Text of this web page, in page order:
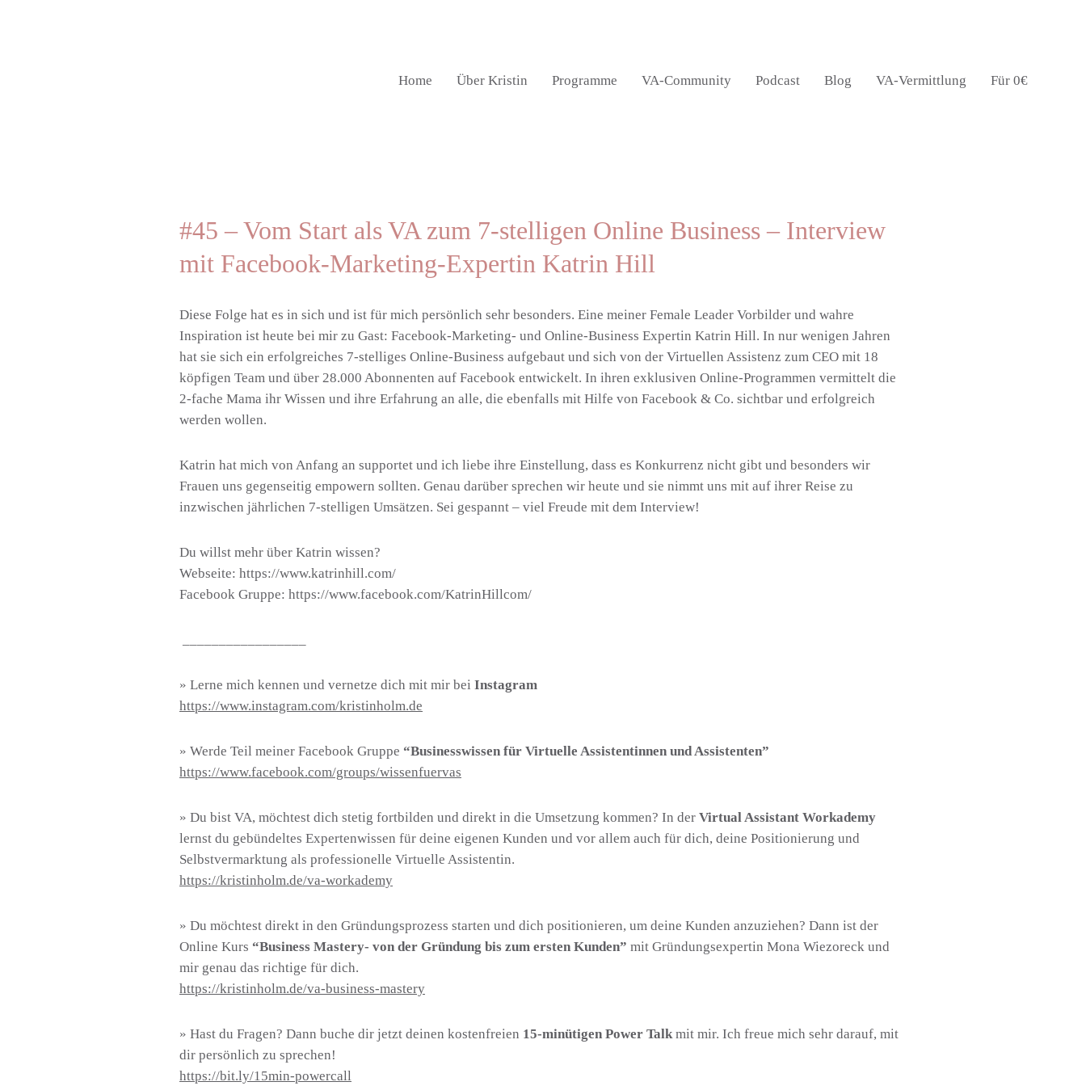
Home Über Kristin Programme VA-Community Podcast Blog VA-Vermittlung Für 0€
#45 – Vom Start als VA zum 7-stelligen Online Business – Interview
mit Facebook-Marketing-Expertin Katrin Hill
Diese Folge hat es in sich und ist für mich persönlich sehr besonders. Eine meiner Female Leader Vorbilder und wahre
Inspiration ist heute bei mir zu Gast: Facebook-Marketing- und Online-Business Expertin Katrin Hill. In nur wenigen Jahren
hat sie sich ein erfolgreiches 7-stelliges Online-Business aufgebaut und sich von der Virtuellen Assistenz zum CEO mit 18
köpfigen Team und über 28.000 Abonnenten auf Facebook entwickelt. In ihren exklusiven Online-Programmen vermittelt die
2-fache Mama ihr Wissen und ihre Erfahrung an alle, die ebenfalls mit Hilfe von Facebook & Co. sichtbar und erfolgreich
werden wollen.
Katrin hat mich von Anfang an supportet und ich liebe ihre Einstellung, dass es Konkurrenz nicht gibt und besonders wir
Frauen uns gegenseitig empowern sollten. Genau darüber sprechen wir heute und sie nimmt uns mit auf ihrer Reise zu
inzwischen jährlichen 7-stelligen Umsätzen. Sei gespannt – viel Freude mit dem Interview!
Du willst mehr über Katrin wissen?
Webseite: https://www.katrinhill.com/
Facebook Gruppe: https://www.facebook.com/KatrinHillcom/
» Lerne mich kennen und vernetze dich mit mir bei Instagram
https://www.instagram.com/kristinholm.de
» Werde Teil meiner Facebook Gruppe “Businesswissen für Virtuelle Assistentinnen und Assistenten”
https://www.facebook.com/groups/wissenfuervas
» Du bist VA, möchtest dich stetig fortbilden und direkt in die Umsetzung kommen? In der Virtual Assistant Workademy
lernst du gebündeltes Expertenwissen für deine eigenen Kunden und vor allem auch für dich, deine Positionierung und
Selbstvermarktung als professionelle Virtuelle Assistentin.
https://kristinholm.de/va-workademy
» Du möchtest direkt in den Gründungsprozess starten und dich positionieren, um deine Kunden anzuziehen? Dann ist der
Online Kurs “Business Mastery- von der Gründung bis zum ersten Kunden” mit Gründungsexpertin Mona Wiezoreck und
mir genau das richtige für dich.
https://kristinholm.de/va-business-mastery
» Hast du Fragen? Dann buche dir jetzt deinen kostenfreien 15-minütigen Power Talkmit mir. Ich freue mich sehr darauf, mit
dir persönlich zu sprechen!
https://bit.ly/15min-powercall